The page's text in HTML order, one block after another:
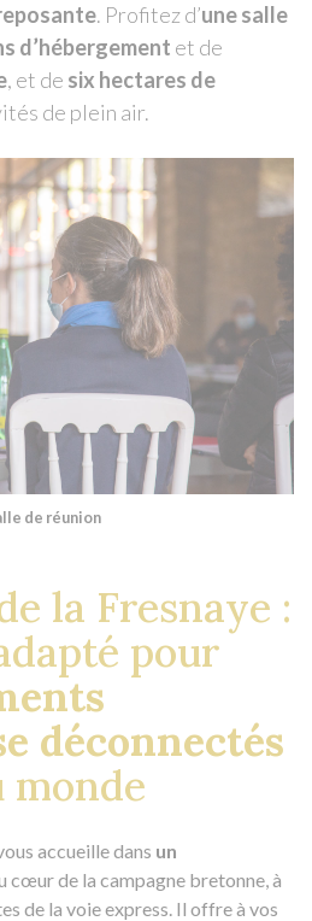
. Profitez d’une salle
d’hébergement et de
, et de six hectares de
de plein air.
de réunion
la Fresnaye :
pour
déconnectés
monde
accueille dans un
cœur de la campagne bretonne, à
de la voie express. Il offre à vos